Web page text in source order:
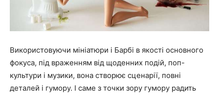
Використовуючи мініатюри і Барбі в якості основного
фокуса, під враженням від щоденних подій, поп-
культури і музики, вона створює сценарії, повні
деталей і гумору. І саме з точки зору гумору радить